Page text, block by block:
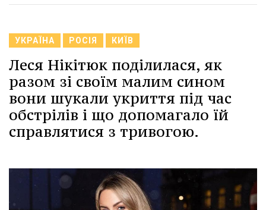
УКРАЇНА РОСІЯ КИЇВ
Леся Нікітюк поділилася, як
разом зі своїм малим сином
вони шукали укриття під час
обстрілів і що допомагало їй
справлятися з тривогою.